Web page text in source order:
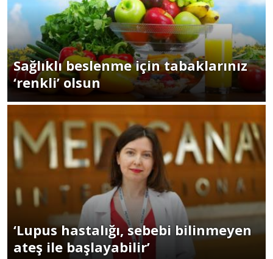
Sağlıklı beslenme için tabaklarınız
‘renkli’ olsun
‘Lupus hastalığı, sebebi bilinmeyen
ateş ile başlayabilir’